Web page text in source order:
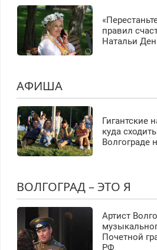
правил
Натальи
АФИША
Гигантские
куда
Волгограде
ВОЛГОГРАД – ЭТО Я
Артист
Почетной
РФ